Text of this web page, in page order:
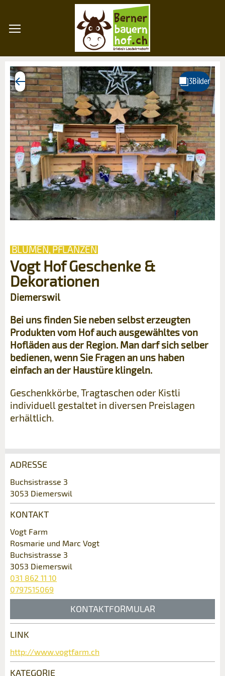
BLUMEN, PFLANZEN
Vogt Hof Geschenke &
Dekorationen
Diemerswil
Bei uns finden Sie neben selbst erzeugten
Produkten vom Hof auch ausgewähltes von
Hofläden aus der Region. Man darf sich selber
bedienen, wenn Sie Fragen an uns haben
einfach an der Haustüre klingeln.
Geschenkkörbe, Tragtaschen oder Kistli
individuell gestaltet in diversen Preislagen
erhältlich.
Anzeige beanstanden
Ihr Feedback wird sehr geschätzt!
Allgemeines Feedback
Anzeige nicht mehr gültig
Anzeige unvollständig
Anzeige weiterempfehlen
Empfehlen Sie diese Anzeige an Freunde
weiter.
* Eingabe erforderlich
ADRESSE
Buchsistrasse 3
3053 Diemerswil
KONTAKT
Vogt Farm
Rosmarie und Marc Vogt
Buchsistrasse 3
3053 Diemerswil
031 862 11 10
0797515069
KONTAKTFORMULAR
Kontakt
Verfassen Sie eine Nachricht für die
LINK
http://www.vogtfarm.ch
KATEGORIE